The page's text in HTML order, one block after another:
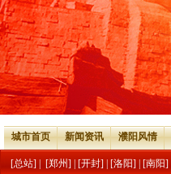
城市首页 新闻资讯 濮阳风情
[总站] [郑州] [开封] [洛阳] [南阳]